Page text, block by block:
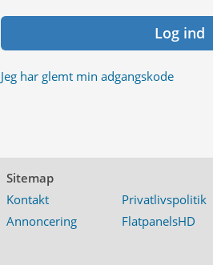
Log ind
Jeg har glemt min adgangskode
Sitemap
Kontakt
Privatlivspolitik
Annoncering
FlatpanelsHD